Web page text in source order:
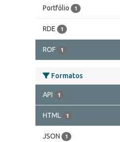
Portfólio 1
RDE 1
ROF 1
Formatos
API 1
HTML 1
JSON 1